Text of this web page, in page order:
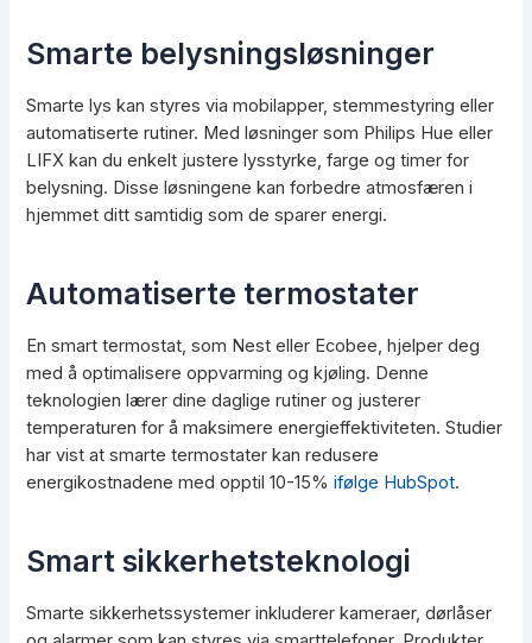
Smarte belysningsløsninger
Smarte lys kan styres via mobilapper, stemmestyring eller
automatiserte rutiner. Med løsninger som Philips Hue eller
LIFX kan du enkelt justere lysstyrke, farge og timer for
belysning. Disse løsningene kan forbedre atmosfæren i
hjemmet ditt samtidig som de sparer energi.
Automatiserte termostater
En smart termostat, som Nest eller Ecobee, hjelper deg
med å optimalisere oppvarming og kjøling. Denne
teknologien lærer dine daglige rutiner og justerer
temperaturen for å maksimere energieffektiviteten. Studier
har vist at smarte termostater kan redusere
energikostnadene med opptil 10-15%ifølge HubSpot.
Smart sikkerhetsteknologi
Smarte sikkerhetssystemer inkluderer kameraer, dørlåser